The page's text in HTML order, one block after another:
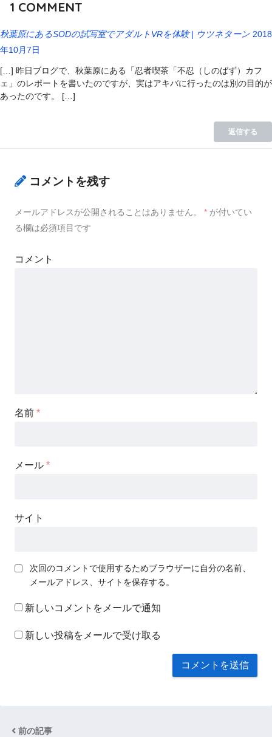
1 COMMENT
秋葉原にあるSODの試写室でアダルトVRを体験 | ウツネターン 2018
年10月7日
[…] 昨日ブログで、秋葉原にある「忍者喫茶「不忍（しのばず）カフ
ェ」のレポートを書いたのですが、実はアキバに行ったのは別の目的が
あったのです。 […]
返信する
コメントを残す
メールアドレスが公開されることはありません。 * が付いてい
る欄は必須項目です
コメント
名前 *
メール *
サイト
次回のコメントで使用するためブラウザーに自分の名前、
メールアドレス、サイトを保存する。
新しいコメントをメールで通知
新しい投稿をメールで受け取る
前の記事